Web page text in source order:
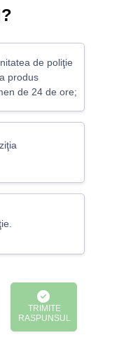
de poliţie
produs
de 24 de ore;
TRIMITE
RASPUNSUL